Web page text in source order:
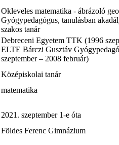
Okleveles matematika - ábrázoló
Gyógypedagógus, tanulásban
szakos tanár
Debreceni Egyetem TTK (1996
ELTE Bárczi Gusztáv
szeptember – 2008 február)
Középiskolai tanár
matematika
2021. szeptember 1-e óta
Földes Ferenc Gimnázium